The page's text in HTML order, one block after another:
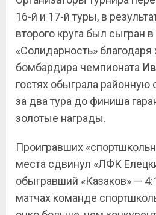
16-й и 17-й туры, в
второго круга был сыгран
«Солидарность» благодаря
бомбардира чемпионата
гостях обыграла районную
за два тура до финиша
золотые награды.
Проигравших
места сдвинул «ЛФК
обыгравший «Казаков» —
матчах команде